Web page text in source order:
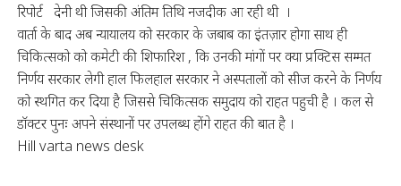
रिपोर्ट देनी थी जिसकी अंतिम तिथि नजदीक आ रही थी ।
वार्ता के बाद अब न्यायालय को सरकार के जबाब का इंतज़ार होगा साथ ही
चिकित्सको को कमेटी की शिफारिश , कि उनकी मांगों पर क्या प्रक्टिस सम्मत
निर्णय सरकार लेगी हाल फिलहाल सरकार ने अस्पतालों को सीज करने के निर्णय
को स्थगित कर दिया है जिससे चिकित्सक समुदाय को राहत पहुची है । कल से
डॉक्टर पुनः अपने संस्थानों पर उपलब्ध होंगे राहत की बात है ।
Hill varta news desk